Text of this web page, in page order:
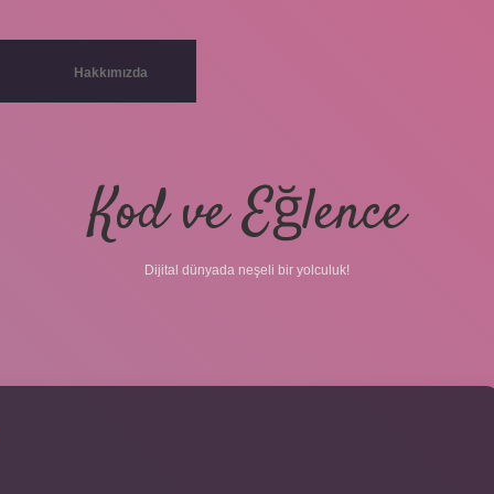
Hakkımızda
Kod ve Eğlence
Dijital dünyada neşeli bir yolculuk!